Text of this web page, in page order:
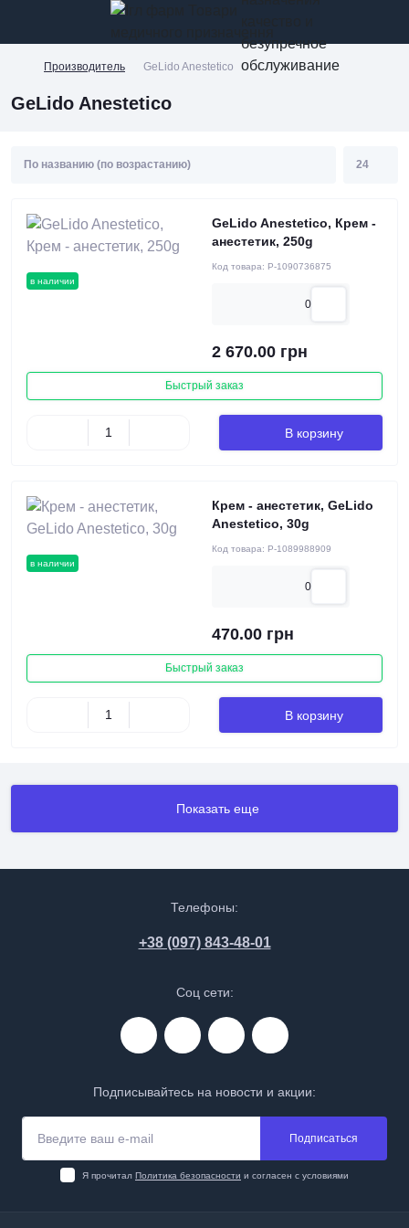
безупречное
обслуживание
Производитель GeLido Anestetico
GeLido Anestetico
в наличии
GeLido Anestetico, Крем -
анестетик, 250g
Код товара: P-1090736875
0
2 670.00 грн
Быстрый заказ
В корзину
в наличии
Крем - анестетик, GeLido
Anestetico, 30g
Код товара: P-1089988909
0
470.00 грн
Быстрый заказ
В корзину
Показать еще
Телефоны:
+38 (097) 843-48-01
Соц сети:
Подписывайтесь на новости и акции:
Подписаться
Я прочитал Политика безопасности и согласен с условиями